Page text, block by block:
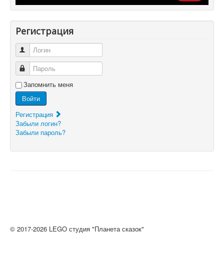
Регистрация
Логин
Пароль
Запомнить меня
Войти
Регистрация
Забыли логин?
Забыли пароль?
© 2017-2026 LEGO студия "Планета сказок"